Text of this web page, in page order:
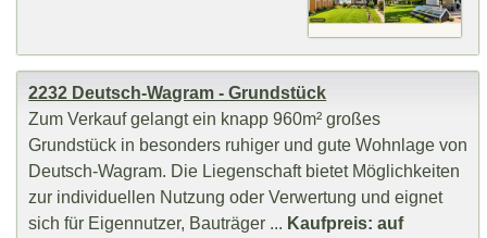
2232 Deutsch-Wagram - Grundstück
Zum Verkauf gelangt ein knapp 960m² großes
Grundstück in besonders ruhiger und gute Wohnlage von
Deutsch-Wagram. Die Liegenschaft bietet Möglichkeiten
zur individuellen Nutzung oder Verwertung und eignet
sich für Eigennutzer, Bauträger ... Kaufpreis: auf